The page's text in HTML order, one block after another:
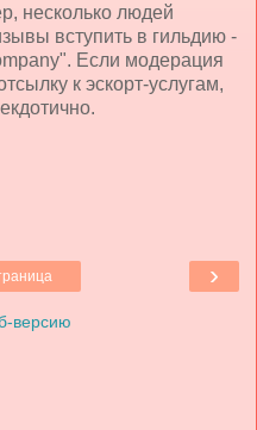
несколько людей
вступить в гильдию -
Если модерация
к эскорт-услугам,
›
версию